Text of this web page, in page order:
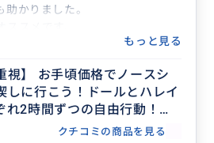
かりました。
もっと見る
視】 お手頃価格でノースシ
しに行こう！ドールとハレイ
れ2時間ずつの自由行動！ド
イワ シャトルクチコミの商品を見る